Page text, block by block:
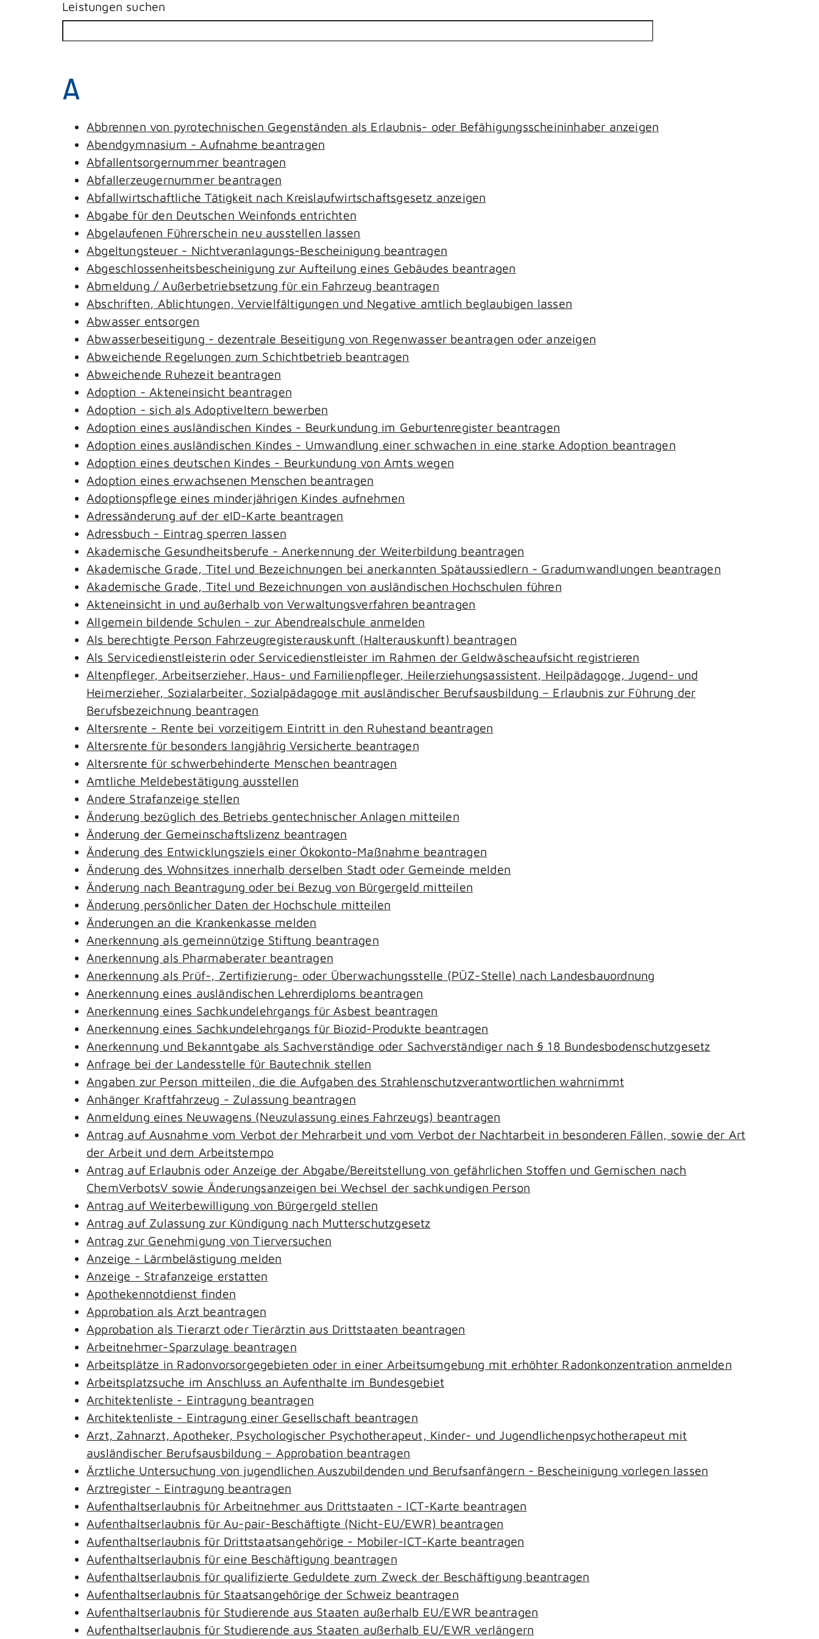
Leistungen suchen
A
Abbrennen von pyrotechnischen Gegenständen als Erlaubnis- oder Befähigungsscheininhaber anzeigen
Abendgymnasium - Aufnahme beantragen
Abfallentsorgernummer beantragen
Abfallerzeugernummer beantragen
Abfallwirtschaftliche Tätigkeit nach Kreislaufwirtschaftsgesetz anzeigen
Abgabe für den Deutschen Weinfonds entrichten
Abgelaufenen Führerschein neu ausstellen lassen
Abgeltungsteuer - Nichtveranlagungs-Bescheinigung beantragen
Abgeschlossenheitsbescheinigung zur Aufteilung eines Gebäudes beantragen
Abmeldung / Außerbetriebsetzung für ein Fahrzeug beantragen
Abschriften, Ablichtungen, Vervielfältigungen und Negative amtlich beglaubigen lassen
Abwasser entsorgen
Abwasserbeseitigung - dezentrale Beseitigung von Regenwasser beantragen oder anzeigen
Abweichende Regelungen zum Schichtbetrieb beantragen
Abweichende Ruhezeit beantragen
Adoption - Akteneinsicht beantragen
Adoption - sich als Adoptiveltern bewerben
Adoption eines ausländischen Kindes - Beurkundung im Geburtenregister beantragen
Adoption eines ausländischen Kindes - Umwandlung einer schwachen in eine starke Adoption beantragen
Adoption eines deutschen Kindes - Beurkundung von Amts wegen
Adoption eines erwachsenen Menschen beantragen
Adoptionspflege eines minderjährigen Kindes aufnehmen
Adressänderung auf der eID-Karte beantragen
Adressbuch - Eintrag sperren lassen
Akademische Gesundheitsberufe - Anerkennung der Weiterbildung beantragen
Akademische Grade, Titel und Bezeichnungen bei anerkannten Spätaussiedlern - Gradumwandlungen beantragen
Akademische Grade, Titel und Bezeichnungen von ausländischen Hochschulen führen
Akteneinsicht in und außerhalb von Verwaltungsverfahren beantragen
Allgemein bildende Schulen - zur Abendrealschule anmelden
Als berechtigte Person Fahrzeugregisterauskunft (Halterauskunft) beantragen
Als Servicedienstleisterin oder Servicedienstleister im Rahmen der Geldwäscheaufsicht registrieren
Altenpfleger, Arbeitserzieher, Haus- und Familienpfleger, Heilerziehungsassistent, Heilpädagoge, Jugend- und
Heimerzieher, Sozialarbeiter, Sozialpädagoge mit ausländischer Berufsausbildung – Erlaubnis zur Führung der
Berufsbezeichnung beantragen
Altersrente - Rente bei vorzeitigem Eintritt in den Ruhestand beantragen
Altersrente für besonders langjährig Versicherte beantragen
Altersrente für schwerbehinderte Menschen beantragen
Amtliche Meldebestätigung ausstellen
Andere Strafanzeige stellen
Änderung bezüglich des Betriebs gentechnischer Anlagen mitteilen
Änderung der Gemeinschaftslizenz beantragen
Änderung des Entwicklungsziels einer Ökokonto-Maßnahme beantragen
Änderung des Wohnsitzes innerhalb derselben Stadt oder Gemeinde melden
Änderung nach Beantragung oder bei Bezug von Bürgergeld mitteilen
Änderung persönlicher Daten der Hochschule mitteilen
Änderungen an die Krankenkasse melden
Anerkennung als gemeinnützige Stiftung beantragen
Anerkennung als Pharmaberater beantragen
Anerkennung als Prüf-, Zertifizierung- oder Überwachungsstelle (PÜZ-Stelle) nach Landesbauordnung
Anerkennung eines ausländischen Lehrerdiploms beantragen
Anerkennung eines Sachkundelehrgangs für Asbest beantragen
Anerkennung eines Sachkundelehrgangs für Biozid-Produkte beantragen
Anerkennung und Bekanntgabe als Sachverständige oder Sachverständiger nach § 18 Bundesbodenschutzgesetz
Anfrage bei der Landesstelle für Bautechnik stellen
Angaben zur Person mitteilen, die die Aufgaben des Strahlenschutzverantwortlichen wahrnimmt
Anhänger Kraftfahrzeug - Zulassung beantragen
Anmeldung eines Neuwagens (Neuzulassung eines Fahrzeugs) beantragen
Antrag auf Ausnahme vom Verbot der Mehrarbeit und vom Verbot der Nachtarbeit in besonderen Fällen, sowie der Art
der Arbeit und dem Arbeitstempo
Antrag auf Erlaubnis oder Anzeige der Abgabe/Bereitstellung von gefährlichen Stoffen und Gemischen nach
ChemVerbotsV sowie Änderungsanzeigen bei Wechsel der sachkundigen Person
Antrag auf Weiterbewilligung von Bürgergeld stellen
Antrag auf Zulassung zur Kündigung nach Mutterschutzgesetz
Antrag zur Genehmigung von Tierversuchen
Anzeige - Lärmbelästigung melden
Anzeige - Strafanzeige erstatten
Apothekennotdienst finden
Approbation als Arzt beantragen
Approbation als Tierarzt oder Tierärztin aus Drittstaaten beantragen
Arbeitnehmer-Sparzulage beantragen
Arbeitsplätze in Radonvorsorgegebieten oder in einer Arbeitsumgebung mit erhöhter Radonkonzentration anmelden
Arbeitsplatzsuche im Anschluss an Aufenthalte im Bundesgebiet
Architektenliste - Eintragung beantragen
Architektenliste - Eintragung einer Gesellschaft beantragen
Arzt, Zahnarzt, Apotheker, Psychologischer Psychotherapeut, Kinder- und Jugendlichenpsychotherapeut mit
ausländischer Berufsausbildung – Approbation beantragen
Ärztliche Untersuchung von jugendlichen Auszubildenden und Berufsanfängern - Bescheinigung vorlegen lassen
Arztregister - Eintragung beantragen
Aufenthaltserlaubnis für Arbeitnehmer aus Drittstaaten - ICT-Karte beantragen
Aufenthaltserlaubnis für Au-pair-Beschäftigte (Nicht-EU/EWR) beantragen
Aufenthaltserlaubnis für Drittstaatsangehörige - Mobiler-ICT-Karte beantragen
Aufenthaltserlaubnis für eine Beschäftigung beantragen
Aufenthaltserlaubnis für qualifizierte Geduldete zum Zweck der Beschäftigung beantragen
Aufenthaltserlaubnis für Staatsangehörige der Schweiz beantragen
Aufenthaltserlaubnis für Studierende aus Staaten außerhalb EU/EWR beantragen
Aufenthaltserlaubnis für Studierende aus Staaten außerhalb EU/EWR verlängern